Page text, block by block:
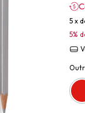
5 x
5%